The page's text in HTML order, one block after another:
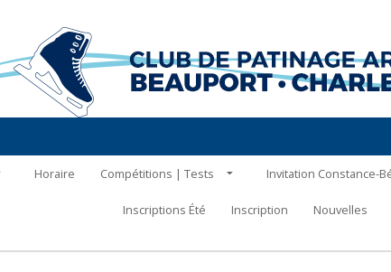
Horaire Compétitions | Tests Invitation Constance-
Inscriptions Été Inscription Nouvelles